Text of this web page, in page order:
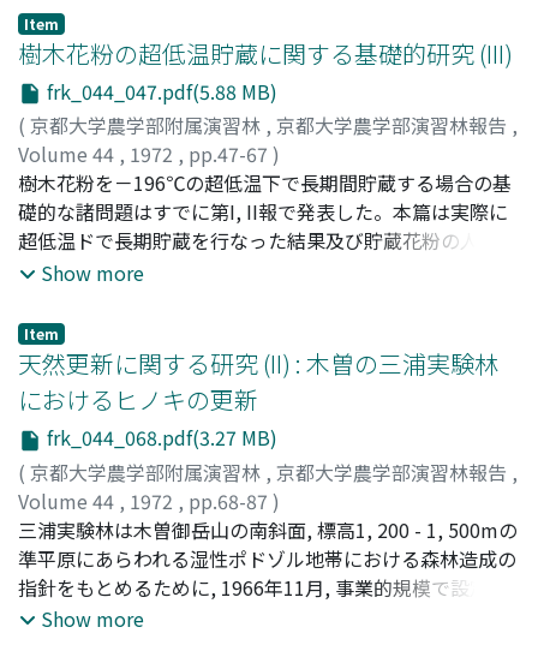
の大きいところほど, 落葉の分解率の大きいことを示し, ミ
ミズ類を主とする大型土壌動物の落葉分解への関与を間接
に示した。
葉で1. 85gであった (表-3)。2) スジコガネ成虫の摂食量と
脱糞量の関係は F=1. 143D F : 摂食量乾重 (mg) D : 脱糞量
乾重 (mg) となり, 脱糞量の14. 3％増として摂食量が求め
られる (図-2)。3) スジコガネ成虫の摂食行動により切り落
される針葉量は, 摂食量の約2. 3倍と推定された (図-3)。4)
マツカレハの幼虫の摂食行動により切り落される針葉は,
摂食量の8 - 10％と推定され, 5mmまでの長さのものが大
部分であったが, 針葉長の7 - 8割の長さで切られたものも
みられた。5) テーダマツ林のマツカレハ (クロスズメを含
む) の脱糞量は, 3林分とも, 1968 - 1970年は21 - 32kg/ha,
は, 7月および8月採取分にみられ, その発生年にはマツカ
レハ幼虫の年間糞量とほぼ同量 (1969年), 約2倍 (1971年)
に達した。7) マツカレハ, クロスズメ, スジコガネ以外の
食葉性昆虫類の脱糞量は, 3林分とも大きな差はなく, 毎年
5 - 10kg/haであった。8) 食葉性昆虫類の年間脱糞量は26 -
64kg/haであったが, そのうち夏期間 (6月21日 - 9月20日)
の3ヵ月に年間50 - 90％をも占め, 冬期間 (12月21日 - 3月
20日) には1 - 5％と非常にすくなかった。9) テーダマツ林
の食葉性昆虫による被食量は, 年間, 54 - 204kg/haと推定
され, 年により, 林分により差がみられるが, テーダマツ林
分の葉量と比べてその2％にも満たず, このような食葉性昆
ていた。このようなことからも, たとえ永久プロットを設
定したとしても, この考え方がある限り集団社会を理解し
てゆく姿勢の助けとはならない。そこで, いわゆる菌類を
社会学的に扱ったときの最小調査面積設定方法について調
査面積と調査期間を追求したところ, 調査面積は (1) 式に
よって表わされ, 調査期間は種数一面積曲線の種数を百分
率で表わすことにより, 日本においては1回の結実期のピー
ク, すなわち梅雨期, 秋期のいずれかで定められるという見
通しがついた。これらは, 高等菌類の空間利用の方法につ
いての理解の面へと発展してゆく。いずれにしても, 高等
であることを忘れてはならない。
Item
樹木花粉の超低温貯蔵に関する基礎的研究 (III)
frk_044_047.pdf(5.88 MB)
( 京都大学農学部附属演習林 , 京都大学農学部演習林報告 ,
Volume 44 , 1972 , pp.47-67 )
市河, 三次;四手井, 綱英;Ichikawa, Sanji;Shidei,
Tsunahide;イチカワ, サンジ;シデイ, ツナヒデ
樹木花粉を－196℃の超低温下で長期間貯蔵する場合の基
礎的な諸問題はすでに第I, II報で発表した。本篇は実際に
超低温ドで長期貯蔵を行なった結果及び貯蔵花粉の人工交
配による種子や結実稔性 (seed fertility) について述べる
生存率の全く変化のないもの, 及び生存率の減少傾向をも
つものなどがみとめられた。2) 長期貯蔵の可能な花粉含
水量は急速冷却による凍結限界含水率よりも低くなければ
ならず, その値はほぼ10％程度と考えられる。3) 比較研究
のため常温下で最も短命なイネ, トウモロコシ花粉を用い
て実験を行なった結果, 樹木花粉とは全く異なり0℃で100
分間 (イネ花粉) しか生存しなかった。花粉の水分量が生
存の主たる条件とする考察は全くあてはまらない。4) 液
体窒素に1 - 5年間貯蔵したスギ, マツ, カラマツ花粉を人工
交配した結果, 種子には超低温貯蔵によると考えられる影
響はみられなかった。またカラマツ種子を圃場に播種した
Show more
Item
天然更新に関する研究 (II) : 木曽の三浦実験林
におけるヒノキの更新
frk_044_068.pdf(3.27 MB)
( 京都大学農学部附属演習林 , 京都大学農学部演習林報告 ,
Volume 44 , 1972 , pp.68-87 )
赤井, 竜男;Akai, Tatsuo;アカイ, タツオ
三浦実験林は木曽御岳山の南斜面, 標高1, 200 - 1, 500mの
準平原にあらわれる湿性ポドゾル地帯における森林造成の
指針をもとめるために, 1966年11月, 事業的規模で設定さ
れた。本研究はこの実験林で行なわれているヒノキの各種
Show more